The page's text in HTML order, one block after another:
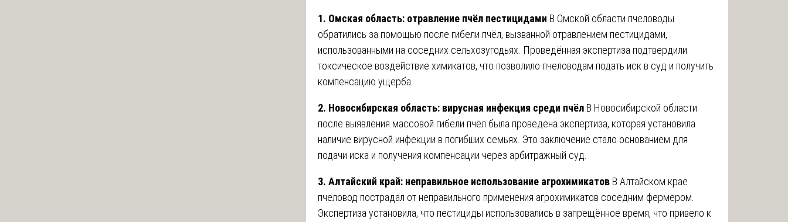
1. Омская область: отравление пчёл пестицидами В Омской области пчеловоды
обратились за помощью после гибели пчёл, вызванной отравлением пестицидами,
использованными на соседних сельхозугодьях. Проведённая экспертиза подтвердили
токсическое воздействие химикатов, что позволило пчеловодам подать иск в суд и получить
компенсацию ущерба.
2. Новосибирская область: вирусная инфекция среди пчёл В Новосибирской области
после выявления массовой гибели пчёл была проведена экспертиза, которая установила
наличие вирусной инфекции в погибших семьях. Это заключение стало основанием для
подачи иска и получения компенсации через арбитражный суд.
3. Алтайский край: неправильное использование агрохимикатов В Алтайском крае
пчеловод пострадал от неправильного применения агрохимикатов соседним фермером.
Экспертиза установила, что пестициды использовались в запрещённое время, что привело к